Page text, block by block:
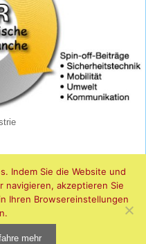
•Impressum
Indem Sie die Website und
akzeptieren Sie
Ihren Browsereinstellungen
mehr